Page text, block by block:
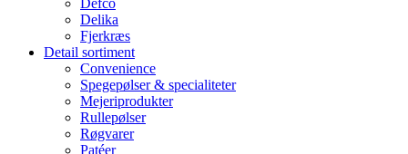
Defco
Delika
Fjerkræs
Detail sortiment
Convenience
Spegepølser & specialiteter
Mejeriprodukter
Rullepølser
Røgvarer
Patéer